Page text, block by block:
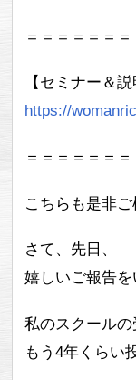
＝＝＝＝＝＝
【セミナー＆
https://
＝＝＝＝＝＝
こちらも是非ご
さて、先日、
嬉しいご報告を
私のスクールの
もう4年くらい